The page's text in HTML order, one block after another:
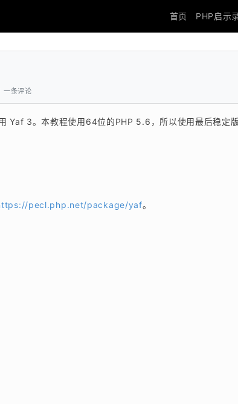
首页 PHP启示
一条评论
Yaf 3。本教程使用64位的PHP 5.6，所以使用最后稳定
pecl.php.net/package/yaf。